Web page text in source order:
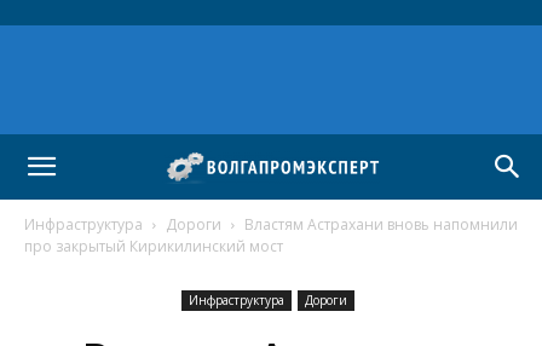
Инфраструктура Дороги
Властям Астрахани вновь напомнили
про закрытый Кирикилинский мост
Инфраструктура Дороги